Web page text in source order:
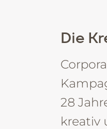
Kontakt
Die
28
kreativ